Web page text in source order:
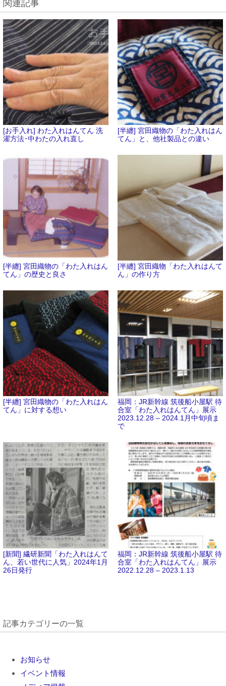
関連記事
[お手入れ] わた入れはんてん 洗
濯方法･中わたの入れ直し
[半纏] 宮田織物の「わた入れはん
てん」と、他社製品との違い
[半纏] 宮田織物の「わた入れはん
てん」の歴史と良さ
[半纏] 宮田織物「わた入れはんて
ん」の作り方
[半纏] 宮田織物の「わた入れはん
てん」に対する想い
福岡：JR新幹線 筑後船小屋駅 待
合室「わた入れはんてん」展示
2023.12.28 – 2024.1月中旬頃ま
で
[新聞] 繊研新聞「わた入れはんて
ん、若い世代に人気」2024年1月
26日発行
福岡：JR新幹線 筑後船小屋駅 待
合室「わた入れはんてん」展示
2022.12.28 – 2023.1.13
記事カテゴリーの一覧
お知らせ
イベント情報